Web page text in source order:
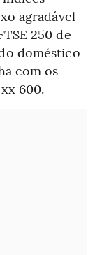
agradável
250 de
doméstico
com os
600.